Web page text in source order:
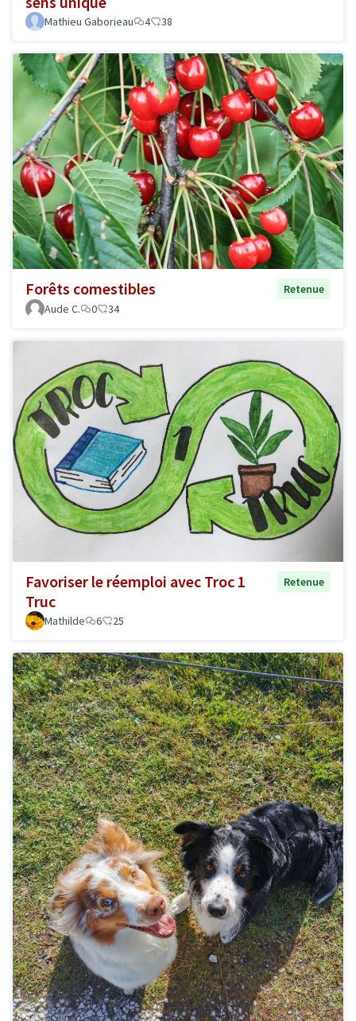
Mathieu Gaborieau 4 38
Forêts comestibles
Retenue
Aude C.
0 34
Favoriser le réemploi avec Troc 1
Truc
Retenue
Mathilde 6 25